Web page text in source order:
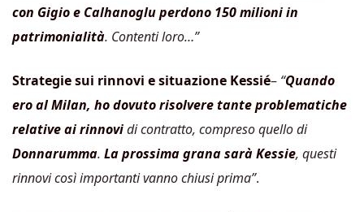
con Gigio e Calhanoglu perdono 150 milioni in
patrimonialità. Contenti loro…”
Strategie sui rinnovi e situazione Kessié– “Quando
ero al Milan, ho dovuto risolvere tante problematiche
relative ai rinnovidi contratto, compreso quello di
Donnarumma. La prossima grana sarà Kessie, questi
rinnovi così importanti vanno chiusi prima”.